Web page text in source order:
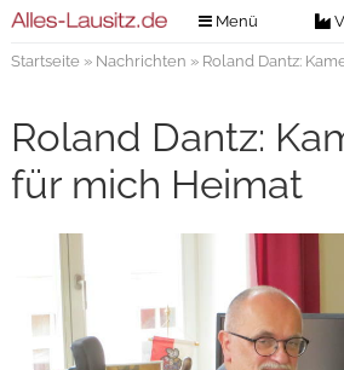
Menü
Verlag
Kontakt
Impressum
Nachrichten
Anzeigensuche
Digitale
Startseite» Nachrichten » Roland Dantz:
Roland Dantz:
für mich Heimat